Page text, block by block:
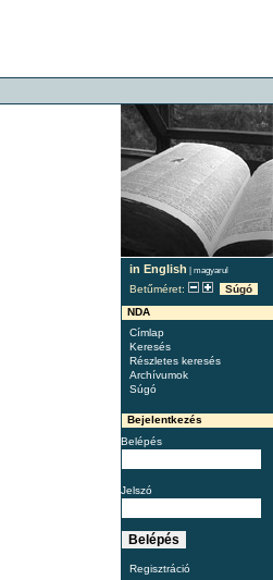
in English | magyarul
Betűméret:
Súgó
NDA
Címlap
Keresés
Részletes keresés
Archívumok
Súgó
Bejelentkezés
Belépés
Jelszó
Regisztráció